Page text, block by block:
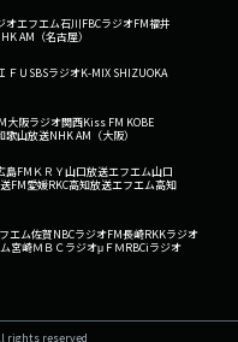
オエフエム石川FBCラジオFM福井
AM（名古屋）
ＦＵ SBSラジオK-MIX SHIZUOKA
大阪ラジオ関西Kiss FM KOBE
歌山放送NHK AM（大阪）
島FM ＫＲＹ山口放送エフエム山口
FM愛媛RKC高知放送エフエム高知
エム佐賀NBCラジオFM長崎RKKラジオ
宮崎ＭＢＣラジオμＦＭRBCiラジオ
rights reserved